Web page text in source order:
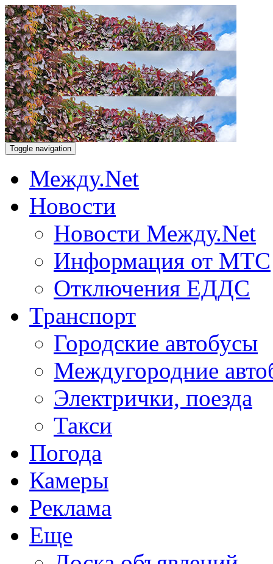
Toggle navigation
Между.Net
Новости
Новости Между.Net
Информация от МТС
Отключения ЕДДС
Транспорт
Городские автобусы
Междугородние
Электрички, поезда
Такси
Погода
Камеры
Реклама
Еще